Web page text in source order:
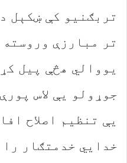
تربګنیو کې ښکېل
تر مبارزې
یووالي هڅې پیل
جوړولو یې لاس
یې تنظیم اصلاح
خدایي خدمتګار